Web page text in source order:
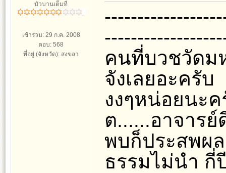
บัวบานเต็มที่
เข้าร่วม: 29 ก.ค. 2008
ตอบ: 568
ที่อยู่ (จังหวัด): สงขลา
คนที่บวชวัดม
จังเลยอะครับ
งงๆหน่อยนะค
ต......อาจารย์
พบก็ประสพผ
ธรรมไม่นำ กี่